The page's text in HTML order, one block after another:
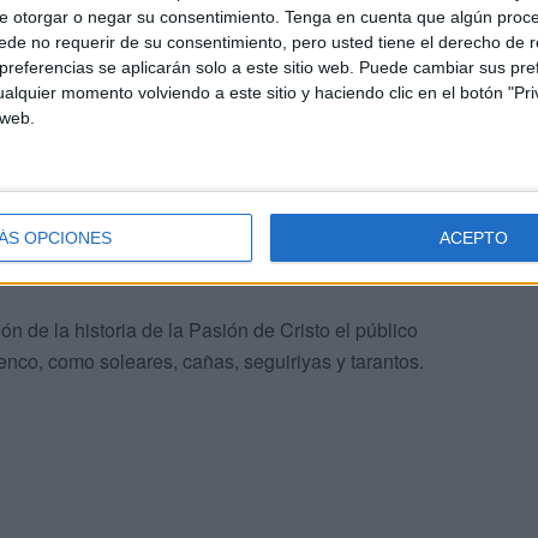
otorgar o negar su consentimiento. Tenga en cuenta que algún
no requerir de su consentimiento, pero usted tiene el derecho de
se aplicarán solo a este sitio web. Puede cambiar sus
momento volviendo a este sitio y haciendo clic en el botón
OPCIONES ACEPTO
a narrarla historia de la Pasión de Cristoa
pasajes bíblicos con sumo respeto.
de Jesucristo en Jerusalén. Para esta parte han
aire jocoso y letra con esencia popular.
de la historia de la Pasión de Cristo el público
como soleares, cañas, seguiriyas y tarantos.